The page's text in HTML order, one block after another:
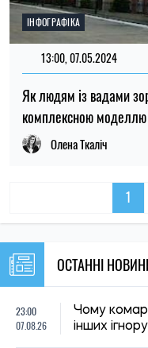
ІНФОГРАФІКА
13:00, 07.05.2024
Як людям із вадами
комплексною моделлю
Олена Ткаліч
1
ОСТАННІ
23:00
07.08.26
Чому
інших